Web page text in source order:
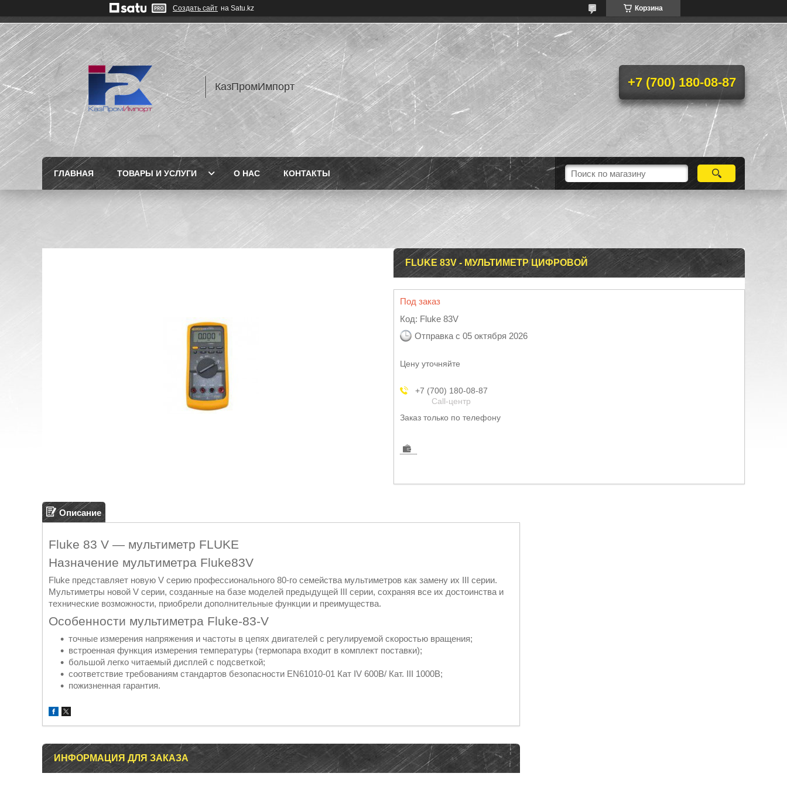
Создать сайт на Satu.kz Корзина
КазПромИмпорт +7 (700) 180-08-87
ГЛАВНАЯ ТОВАРЫ И УСЛУГИ О НАС КОНТАКТЫ
FLUKE 83V - МУЛЬТИМЕТР ЦИФРОВОЙ
Под заказ
Код: Fluke 83V
Отправка с 05 октября 2026
Цену уточняйте
+7 (700) 180-08-87
Call-центр
Заказ только по телефону
Описание
Fluke 83 V ― мультиметр FLUKE
Назначение мультиметра Fluke83V
Fluke представляет новую V серию профессионального 80-го семейства мультиметров как замену их III серии.
Мультиметры новой V серии, созданные на базе моделей предыдущей III серии, сохраняя все их достоинства и
технические возможности, приобрели дополнительные функции и преимущества.
Особенности мультиметра Fluke-83-V
точные измерения напряжения и частоты в цепях двигателей с регулируемой скоростью вращения;
встроенная функция измерения температуры (термопара входит в комплект поставки);
большой легко читаемый дисплей с подсветкой;
соответствие требованиям стандартов безопасности EN61010-01 Кат IV 600В/ Кат. III 1000В;
пожизненная гарантия.
ИНФОРМАЦИЯ ДЛЯ ЗАКАЗА